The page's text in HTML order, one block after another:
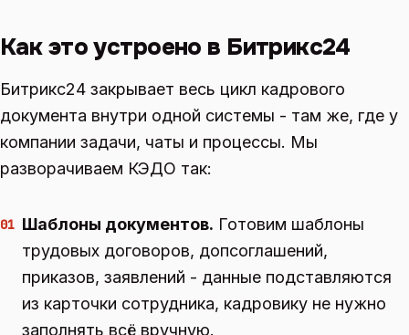
Как это устроено в Битрикс24
Битрикс24 закрывает весь цикл кадрового
документа внутри одной системы - там же, где у
компании задачи, чаты и процессы. Мы
разворачиваем КЭДО так:
01 Шаблоны документов. Готовим шаблоны
трудовых договоров, допсоглашений,
приказов, заявлений - данные подставляются
из карточки сотрудника, кадровику не нужно
заполнять всё вручную.